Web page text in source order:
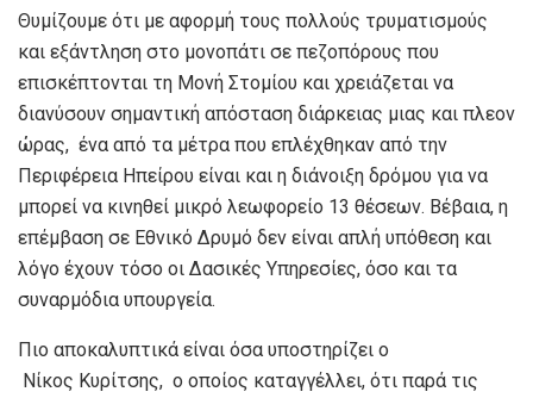
Θυμίζουμε ότι με αφορμή τους πολλούς τρυματισμούς
και εξάντληση στο μονοπάτι σε πεζοπόρους που
επισκέπτονται τη Μονή Στομίου και χρειάζεται να
διανύσουν σημαντική απόσταση διάρκειας μιας και πλεον
ώρας, ένα από τα μέτρα που επλέχθηκαν από την
Περιφέρεια Ηπείρου είναι και η διάνοιξη δρόμου για να
μπορεί να κινηθεί μικρό λεωφορείο 13 θέσεων. Βέβαια, η
επέμβαση σε Εθνικό Δρυμό δεν είναι απλή υπόθεση και
λόγο έχουν τόσο οι Δασικές Υπηρεσίες, όσο και τα
συναρμόδια υπουργεία.
Πιο αποκαλυπτικά είναι όσα υποστηρίζει ο
Νίκος Κυρίτσης, ο οποίος καταγγέλλει, ότι παρά τις